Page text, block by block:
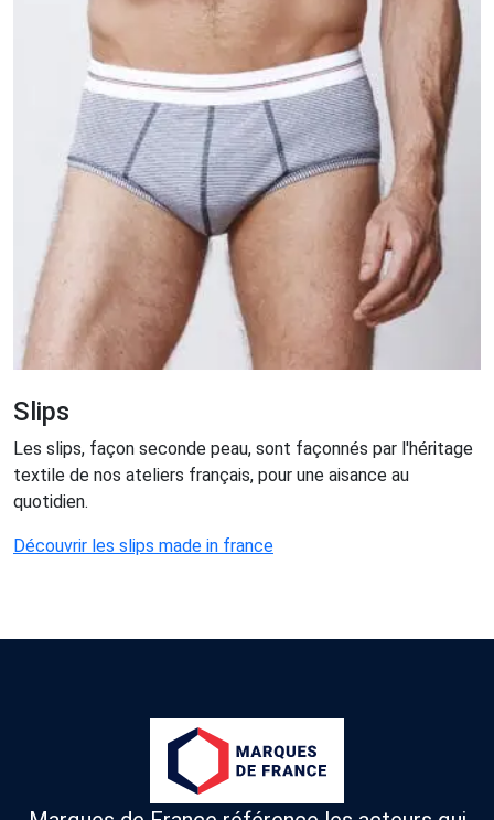
Slips
Les slips, façon seconde peau, sont façonnés par l'héritage
textile de nos ateliers français, pour une aisance au
quotidien.
Découvrir les slips made in france